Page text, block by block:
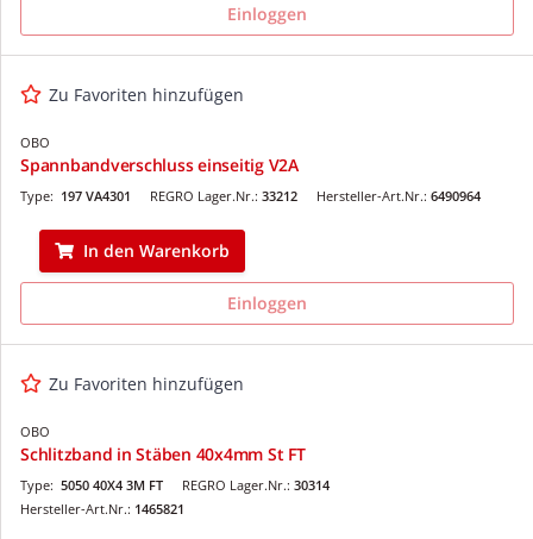
Einloggen
Zu Favoriten hinzufügen
OBO
Spannbandverschluss einseitig V2A
REGRO Lager.Nr.: 33212
Type: 197 VA4301 Hersteller-Art.Nr.: 6490964
In den Warenkorb
Einloggen
Zu Favoriten hinzufügen
OBO
Schlitzband in Stäben 40x4mm St FT
REGRO Lager.Nr.: 30314
Type: 5050 40X4 3M FT
Hersteller-Art.Nr.: 1465821